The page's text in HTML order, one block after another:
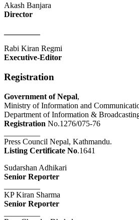
Akash Banjara
Director
Rabi Kiran Regmi
Executive-Editor
Registration
Government of Nepal,
Ministry of Information and
Department of Information &
Registration No.1276/075-76
Press Council Nepal, Kathmandu.
Listing Certificate No.1641
Sudarshan Adhikari
Senior Reporter
KP Kiran Sharma
Senior Reporter